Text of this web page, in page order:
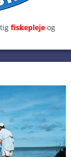
fiskepleje og